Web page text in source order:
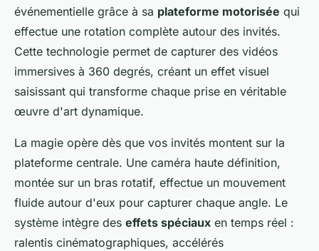
événementielle grâce à sa plateforme motorisée qui
effectue une rotation complète autour des invités.
Cette technologie permet de capturer des vidéos
immersives à 360 degrés, créant un effet visuel
saisissant qui transforme chaque prise en véritable
œuvre d'art dynamique.
La magie opère dès que vos invités montent sur la
plateforme centrale. Une caméra haute définition,
montée sur un bras rotatif, effectue un mouvement
fluide autour d'eux pour capturer chaque angle. Le
système intègre des effets spéciaux en temps réel :
ralentis cinématographiques, accélérés